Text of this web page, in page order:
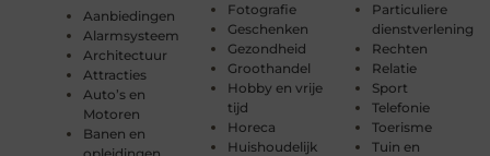
Aanbiedingen
Alarmsysteem
Architectuur
Attracties
Auto’s en
Motoren
Banen en
Fotografie
Geschenken
Gezondheid
Groothandel
Hobby en vrije
tijd
Horeca
Huishoudelijk
Particuliere
dienstverlening
Rechten
Relatie
Sport
Telefonie
Toerisme
Tuin en